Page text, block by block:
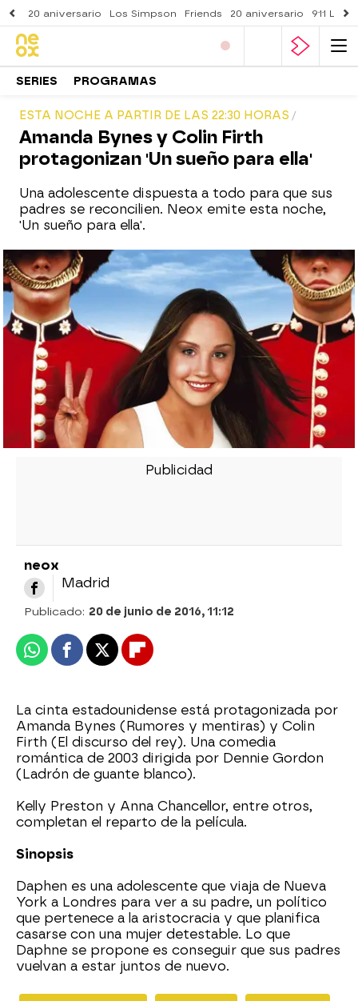
20 aniversario Los Simpson Friends 20 aniversario 911
SERIES PROGRAMAS
ESTA NOCHE A PARTIR DE LAS 22:30 HORAS
Amanda Bynes y Colin Firth
protagonizan 'Un sueño para ella'
Una adolescente dispuesta a todo para que sus
padres se reconcilien. Neox emite esta noche,
'Un sueño para ella'.
neox
Madrid
Publicado: 20 de junio de 2016, 11:12
WhatsappFacebook
X Flipboard
La cinta estadounidense está protagonizada por
Amanda Bynes (Rumores y mentiras) y Colin
Firth (El discurso del rey). Una comedia
romántica de 2003 dirigida por Dennie Gordon
(Ladrón de guante blanco).
Kelly Preston y Anna Chancellor, entre otros,
completan el reparto de la película.
Sinopsis
Daphen es una adolescente que viaja de Nueva
York a Londres para ver a su padre, un político
que pertenece a la aristocracia y que planifica
casarse con una mujer detestable. Lo que
Daphne se propone es conseguir que sus padres
vuelvan a estar juntos de nuevo.